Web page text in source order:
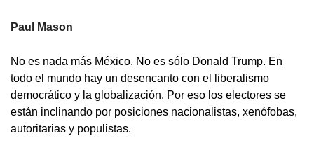
Paul Mason
No es nada más México. No es sólo Donald Trump. En
todo el mundo hay un desencanto con el liberalismo
democrático y la globalización. Por eso los electores se
están inclinando por posiciones nacionalistas, xenófobas,
autoritarias y populistas.